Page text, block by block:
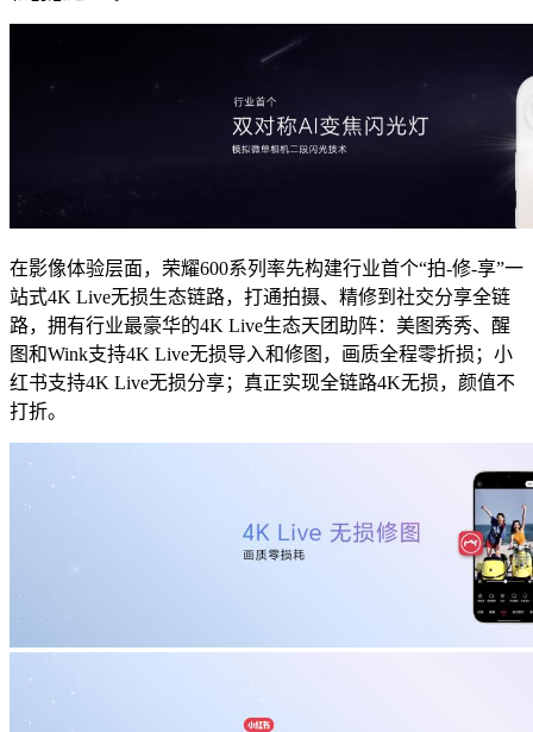
在影像体验层面，荣耀600系列率先构建行业首个“拍-修-享”一
站式4K Live无损生态链路，打通拍摄、精修到社交分享全链
路，拥有行业最豪华的4K Live生态天团助阵：美图秀秀、醒
图和Wink支持4K Live无损导入和修图，画质全程零折损；小
红书支持4K Live无损分享；真正实现全链路4K无损，颜值不
打折。